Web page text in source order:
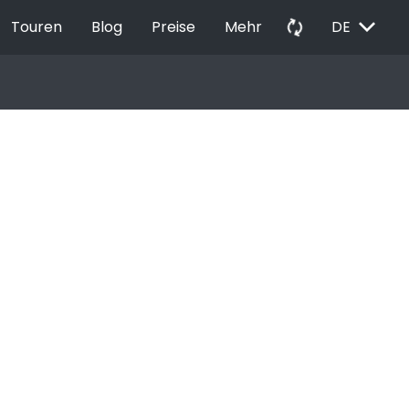
Touren Blog Preise Mehr autorenew DE EXPAND_MORE